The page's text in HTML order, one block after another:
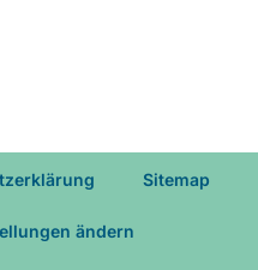
Sitemap
ändern